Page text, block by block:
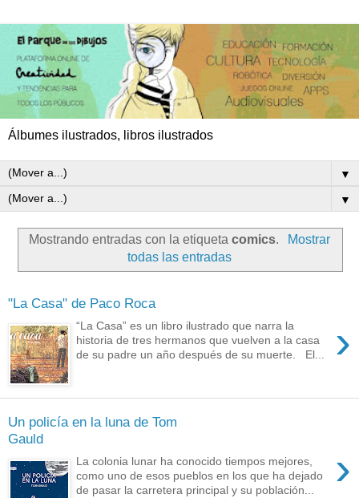
Álbumes ilustrados, libros ilustrados
▼
▼
Mostrando entradas con la etiquetacomics.
Mostrar
todas las entradas
"La Casa" de Paco Roca
›
“La Casa” es un libro ilustrado que narra la
historia de tres hermanos que vuelven a la casa
de su padre un año después de su muerte. El...
Un policía en la luna de Tom
Gauld
›
La colonia lunar ha conocido tiempos mejores,
como uno de esos pueblos en los que ha dejado
de pasar la carretera principal y su población...